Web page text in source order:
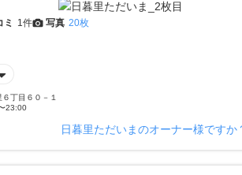
ミ 1件 写真 20枚
丁目６０－１
23:00
日暮里ただいまのオーナー様ですか